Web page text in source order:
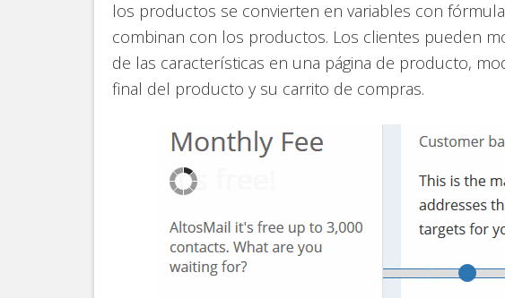
los productos se convierten en variables con
combinan con los productos. Los clientes pueden
de las características en una página de producto,
final del producto y su carrito de compras.